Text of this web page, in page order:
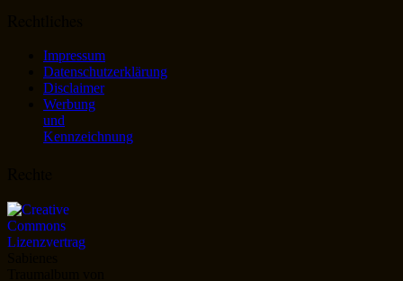
Impressum
Datenschutzerklärung
Disclaimer
Werbung
und
Kennzeichnung